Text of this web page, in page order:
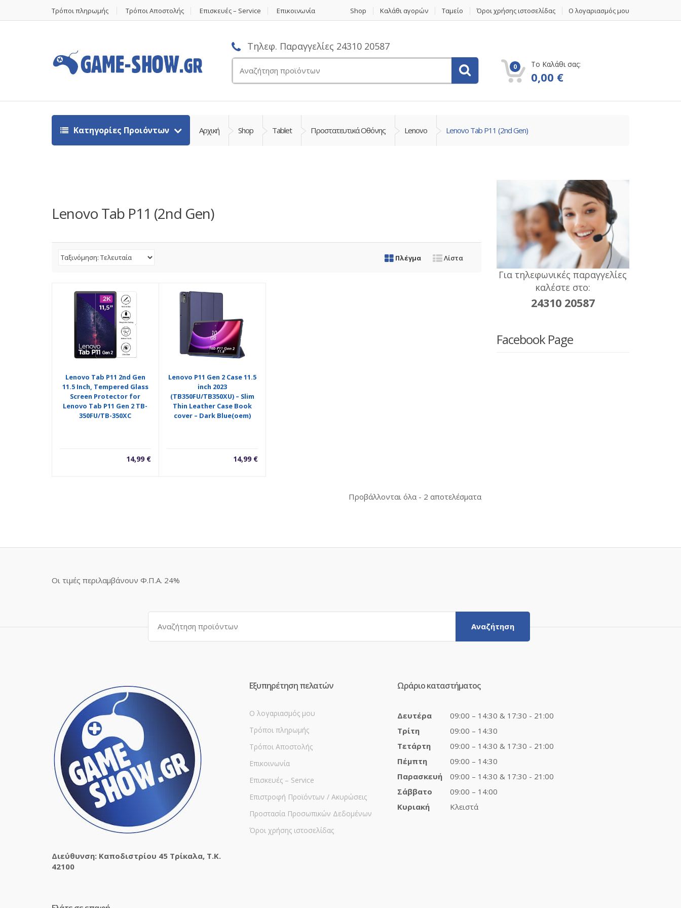
Τρόποι πληρωμής Τρόποι Αποστολής Επισκευές – Service Επικοινωνία Shop Καλάθι αγορών Ταμείο Όροι χρήσης ιστοσελίδας Ο λογαριασμός μου
Τηλεφ. Παραγγελίες 24310 20587
για:
0 Το Καλάθι σας:
0,00 €
Κατηγορίες Προιόντων Αρχική Shop Tablet Προστατευτικά Οθόνης Lenovo Lenovo Tab P11 (2nd Gen)
Lenovo Tab P11 (2nd Gen)
Πλέγμα Λίστα
Lenovo Tab P11 2nd Gen
11.5 Inch, Tempered Glass
Screen Protector for
Lenovo Tab P11 Gen 2 TB-
350FU/TB-350XC
14,99 €
Lenovo P11 Gen 2 Case 11.5
inch 2023
(TB350FU/TB350XU) – Slim
Thin Leather Case Book
cover – Dark Blue(oem)
14,99 €
Προβάλλονται όλα - 2 αποτελέσματαSorted
Για τηλεφωνικές παραγγελίες
καλέστε στο:
24310 20587
Facebook Page
Οι τιμές περιλαμβάνουν Φ.Π.Α. 24%
Αναζήτηση
για:
Αναζήτηση
Διεύθυνση: Καποδιστρίου 45 Τρίκαλα, Τ.Κ.
42100
Εξυπηρέτηση πελατών
Ο λογαριασμός μου
Τρόποι πληρωμής
Τρόποι Αποστολής
Επικοινωνία
Επισκευές – Service
Επιστροφή Προϊόντων / Ακυρώσεις
Προστασία Προσωπικών Δεδομένων
Όροι χρήσης ιστοσελίδας
Ωράριο καταστήματος
Δευτέρα
09:00 – 14:30 & 17:30 - 21:00
Τρίτη
09:00 – 14:30
Τετάρτη
09:00 – 14:30 & 17:30 - 21:00
Πέμπτη
09:00 – 14:30
Παρασκευή
09:00 – 14:30 & 17:30 - 21:00
Σάββατο
09:00 – 14:00
Κυριακή
Κλειστά